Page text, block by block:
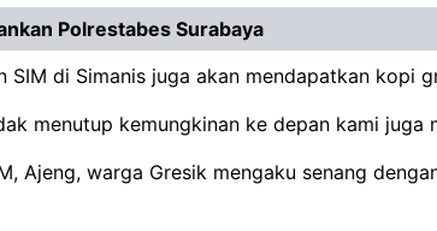
Polrestabes Surabaya
di Simanis juga akan mendapatkan kopi
menutup kemungkinan ke depan kami
Ajeng, warga Gresik mengaku senang